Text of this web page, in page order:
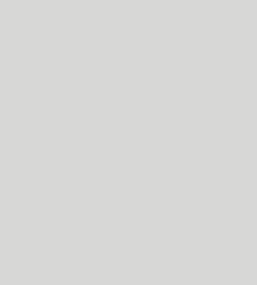
[GK] Pourquoi Marvel
[GK] Test : Restory : Chill
[GK] GTA 6 : Rockstar
[GK] Hot Wheels Infinite
[GK] Diddy Kong Racing,
[Mo5] Le Zombi d’Ubisoft